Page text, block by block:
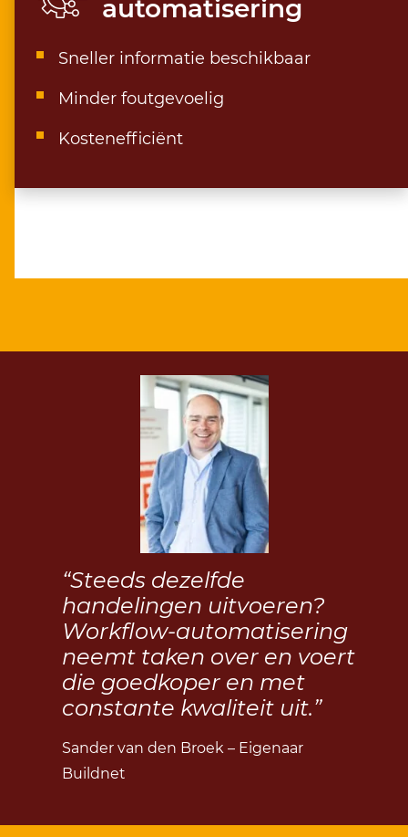
automatisering
Sneller informatie beschikbaar
Minder foutgevoelig
Kostenefficiënt
“Steeds dezelfde
handelingen uitvoeren?
Workflow-automatisering
neemt taken over en voert
die goedkoper en met
constante kwaliteit uit.”
Sander van den Broek – Eigenaar
Buildnet